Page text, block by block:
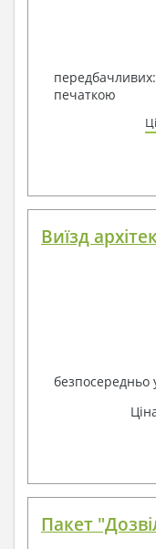
печаткою
Виїзд
безпосередньо
Пакет